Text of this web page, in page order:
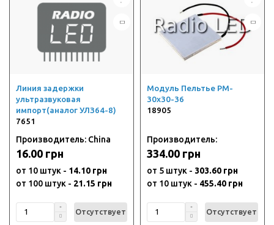
Линия задержки
ультразвуковая
импорт(аналог УЛЗ64-8)
7651
Производитель: China
16.00 грн
от 10 штук - 14.10 грн
от 100 штук - 21.15 грн
Отсутствует
Модуль Пельтье PM-
30x30-36
18905
Производитель:
334.00 грн
от 5 штук - 303.60 грн
от 10 штук - 455.40 грн
Отсутствует